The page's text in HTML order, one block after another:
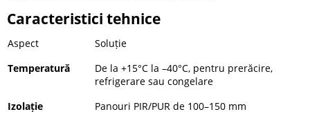
Caracteristici tehnice
Aspect
Soluție
Temperatură
De la +15°C la –40°C, pentru prerăcire,
refrigerare sau congelare
Izolație
Panouri PIR/PUR de 100–150 mm